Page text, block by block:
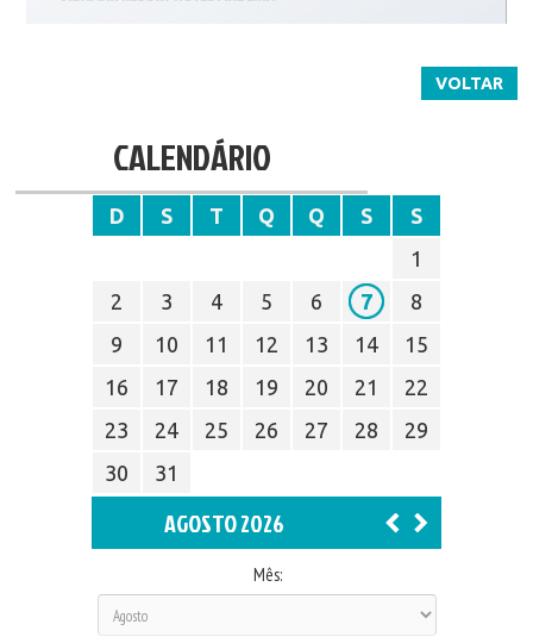
VOLTAR
CALENDÁRIO
D S T Q Q S
S
1
2
3 4 5 6 7
8
9
10 11 12 13 14
15
16
17 18 19 20 21
22
23
24 25 26 27 28
29
30
31
AGOSTO 2026
Mês: